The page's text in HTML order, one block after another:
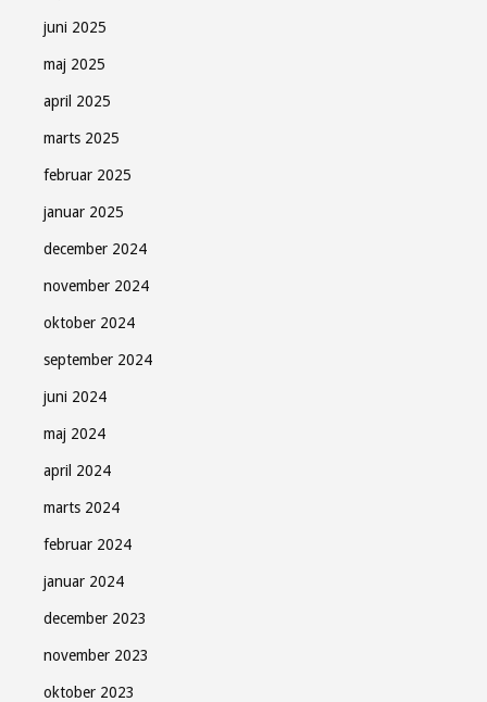
juni 2025
maj 2025
april 2025
marts 2025
februar 2025
januar 2025
december 2024
november 2024
oktober 2024
september 2024
juni 2024
maj 2024
april 2024
marts 2024
februar 2024
januar 2024
december 2023
november 2023
oktober 2023